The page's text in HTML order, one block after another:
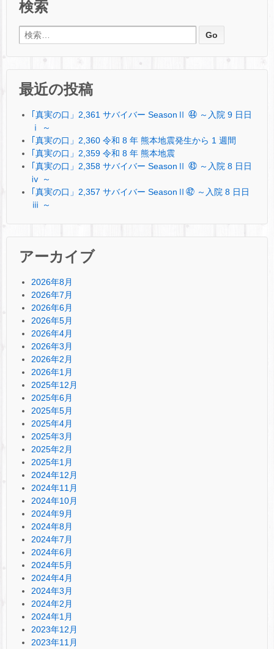
検索
検索:
最近の投稿
｢真実の口」2,361 サバイバー SeasonⅡ ㊹ ～入院 9 日日
ⅰ ～
｢真実の口」2,360 令和 8 年 熊本地震発生から 1 週間
｢真実の口」2,359 令和 8 年 熊本地震
｢真実の口」2,358 サバイバー SeasonⅡ ㊸ ～入院 8 日日
ⅳ ～
｢真実の口」2,357 サバイバー SeasonⅡ㊷ ～入院 8 日日
ⅲ ～
アーカイブ
2026年8月
2026年7月
2026年6月
2026年5月
2026年4月
2026年3月
2026年2月
2026年1月
2025年12月
2025年6月
2025年5月
2025年4月
2025年3月
2025年2月
2025年1月
2024年12月
2024年11月
2024年10月
2024年9月
2024年8月
2024年7月
2024年6月
2024年5月
2024年4月
2024年3月
2024年2月
2024年1月
2023年12月
2023年11月